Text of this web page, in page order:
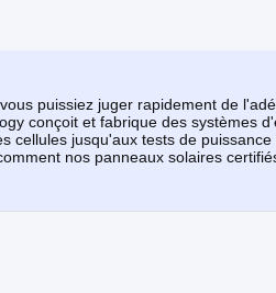
puissiez juger rapidement de
conçoit et fabrique des systèmes
cellules jusqu'aux tests de
nos panneaux solaires